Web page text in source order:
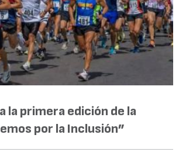
la primera edición de la
por la Inclusión”